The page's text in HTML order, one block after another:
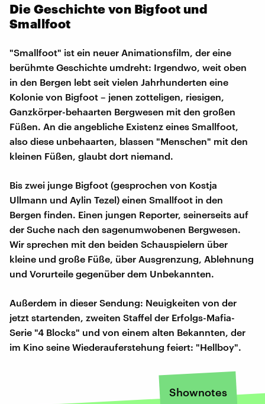
Die Geschichte von Bigfoot und
Smallfoot
"Smallfoot" ist ein neuer Animationsfilm, der eine
berühmte Geschichte umdreht: Irgendwo, weit oben
in den Bergen lebt seit vielen Jahrhunderten eine
Kolonie von Bigfoot – jenen zotteligen, riesigen,
Ganzkörper-behaarten Bergwesen mit den großen
Füßen. An die angebliche Existenz eines Smallfoot,
also diese unbehaarten, blassen "Menschen" mit den
kleinen Füßen, glaubt dort niemand.
Bis zwei junge Bigfoot (gesprochen von Kostja
Ullmann und Aylin Tezel) einen Smallfoot in den
Bergen finden. Einen jungen Reporter, seinerseits auf
der Suche nach den sagenumwobenen Bergwesen.
Wir sprechen mit den beiden Schauspielern über
kleine und große Füße, über Ausgrenzung, Ablehnung
und Vorurteile gegenüber dem Unbekannten.
Außerdem in dieser Sendung: Neuigkeiten von der
jetzt startenden, zweiten Staffel der Erfolgs-Mafia-
Serie "4 Blocks" und von einem alten Bekannten, der
im Kino seine Wiederauferstehung feiert: "Hellboy".
Shownotes